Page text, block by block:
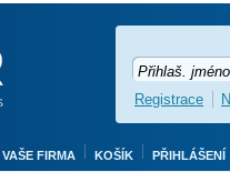
VAŠE FIRMA KOŠÍK PŘIHLÁŠENÍ
Registrace